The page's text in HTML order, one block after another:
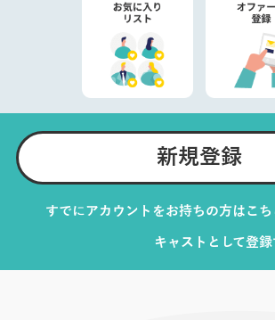
新規登録
すでにアカウントをお持ちの方はこ
キャストとして登